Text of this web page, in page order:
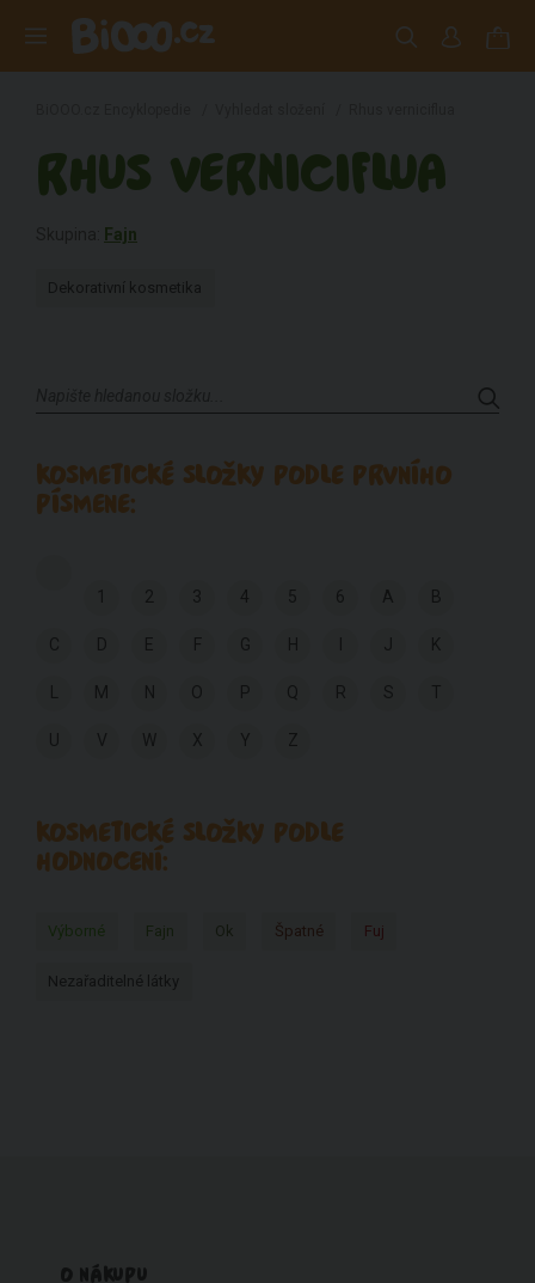
RHUS VERNICIFLUA
Fajn
Dekorativní kosmetika
KOSMETICKÉ SLOŽKY PODLE PRVNÍHO
PÍSMENE:
1 2 3 4 5 6 A B
C D E F G H J K
M N O P Q R S T
V W X Y Z
KOSMETICKÉ SLOŽKY PODLE
HODNOCENÍ:
Výborné Fajn Ok Špatné Fuj
Nezařaditelné látky
O NÁKUPU